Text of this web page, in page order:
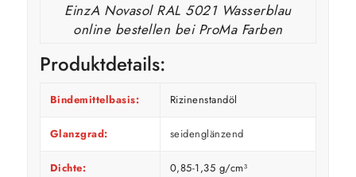
EinzA Novasol RAL 5021 Wasserblau
online bestellen bei ProMa Farben
Produktdetails:
Bindemittelbasis: Rizinenstandöl
Glanzgrad: seidenglänzend
Dichte: 0,85-1,35 g/cm³